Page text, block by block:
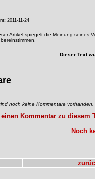
2011-11-24
Artikel spiegelt die Meinung seines
Dieser Text
noch keine Kommentare vorhanden.
einen Kommentar zu diesem
Noch